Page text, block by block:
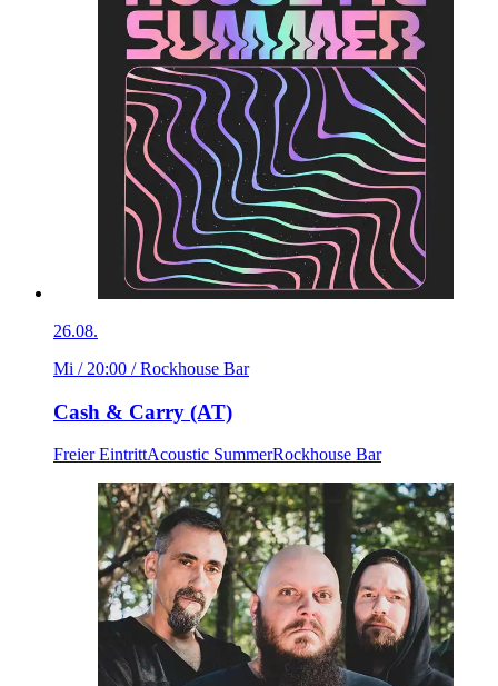
26.08.
Mi / 20:00 / Rockhouse Bar
Cash & Carry (AT)
Freier EintrittAcoustic SummerRockhouse Bar